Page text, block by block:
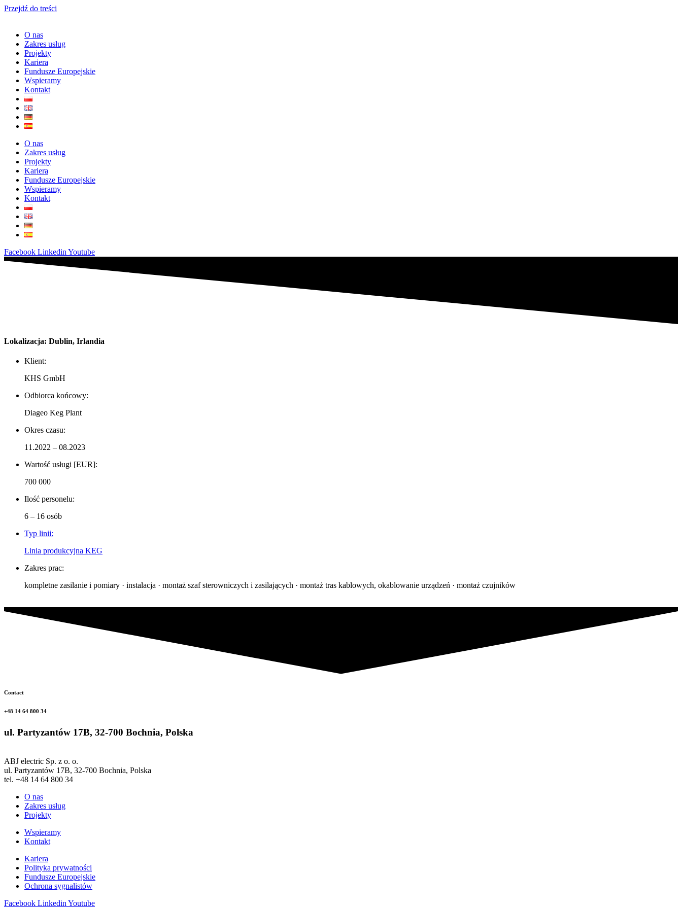
Przejdź do treści
O nas
Zakres usług
Projekty
Kariera
Fundusze Europejskie
Wspieramy
Kontakt
O nas
Zakres usług
Projekty
Kariera
Fundusze Europejskie
Wspieramy
Kontakt
Facebook Linkedin Youtube
Lokalizacja: Dublin, Irlandia
Klient:
KHS GmbH
Odbiorca końcowy:
Diageo Keg Plant
Okres czasu:
11.2022 – 08.2023
Wartość usługi [EUR]:
700 000
Ilość personelu:
6 – 16 osób
Typ linii:
Linia produkcyjna KEG
Zakres prac:
kompletne zasilanie i pomiary · instalacja · montaż szaf sterowniczych i zasilających · montaż tras kablowych, okablowanie urządzeń · montaż czujników
Contact
+48 14 64 800 34
ul. Partyzantów 17B, 32-700 Bochnia, Polska
ABJ electric Sp. z o. o.
ul. Partyzantów 17B, 32-700 Bochnia, Polska
tel. +48 14 64 800 34
O nas
Zakres usług
Projekty
Wspieramy
Kontakt
Kariera
Polityka prywatności
Fundusze Europejskie
Ochrona sygnalistów
Facebook Linkedin Youtube